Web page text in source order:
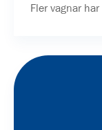
Fler vagnar